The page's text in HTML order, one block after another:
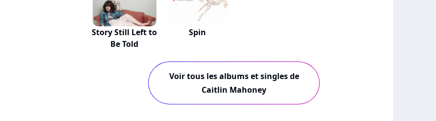
Story Still Left to
Be Told
Spin
Voir tous les albums et singles de
Caitlin Mahoney